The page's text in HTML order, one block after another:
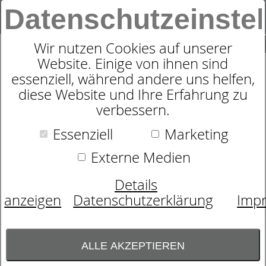
Wir nutzen Cookies auf unserer
Website. Einige von ihnen sind
essenziell, während andere uns helfen,
diese Website und Ihre Erfahrung zu
verbessern.
Essenziell
Marketing
Externe Medien
Details
anzeigen
Datenschutzerklärung
ALLE AKZEPTIEREN
SUCHE
0
NACKENSTÜTZKISSEN
SYMPATHICA LATEX